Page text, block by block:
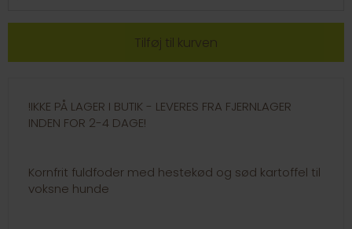
!IKKE PÅ LAGER I BUTIK - LEVERES FRA FJERNLAGER
INDEN FOR 2-4 DAGE!
Kornfrit fuldfoder med hestekød og sød kartoffel til
voksne hunde